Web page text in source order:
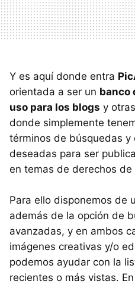
Y es aquí donde entra
orientada a ser un banco
uso para los blogs y
donde simplemente
términos de búsquedas y
deseadas para ser
en temas de derechos
Para ello disponemos de
además de la opción de
avanzadas, y en ambos
imágenes creativas y/o
podemos ayudar con la
recientes o más vistas.